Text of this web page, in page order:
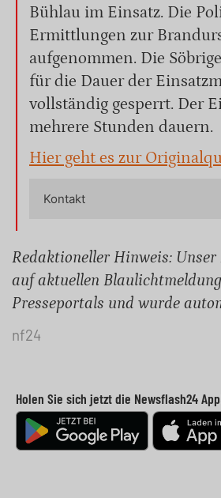
Bühlau im Einsatz. Die
Ermittlungen zur
aufgenommen. Die
für die Dauer der
vollständig gesperrt. Der
mehrere Stunden dauern.
Hier geht es zur
Kontakt
Redaktioneller Hinweis:
auf aktuellen
Presseportals und wurde
nf24
Holen Sie sich jetzt die Newsflash24